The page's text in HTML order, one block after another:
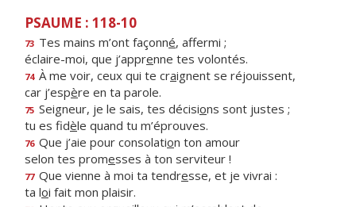
PSAUME : 118-10
73 Tes mains m’ont façonné, affermi ;
éclaire-moi, que j’apprenne tes volontés.
74 À me voir, ceux qui te craignent se réjouissent,
car j’espère en ta parole.
75 Seigneur, je le sais, tes décisions sont justes ;
tu es fidèle quand tu m’éprouves.
76 Que j’aie pour consolation ton amour
selon tes promesses à ton serviteur !
77 Que vienne à moi ta tendresse, et je vivrai :
ta loi fait mon plaisir.